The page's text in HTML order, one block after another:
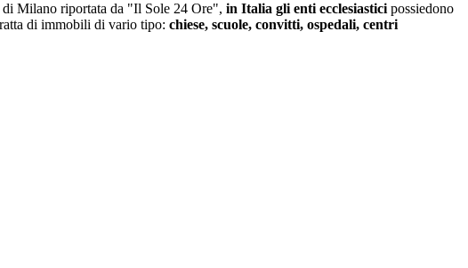
di Milano riportata da "Il Sole 24 Ore", in Italia gli enti ecclesiastici possiedono
di immobili di vario tipo: chiese, scuole, convitti, ospedali, centri